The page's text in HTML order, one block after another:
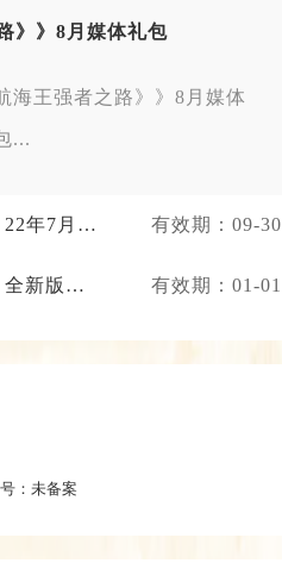
》》8月媒体礼包
海王强者之路》》8月媒体
...
22年7月新
有效期：09-30
全新版本
有效期：01-01
： 未备案